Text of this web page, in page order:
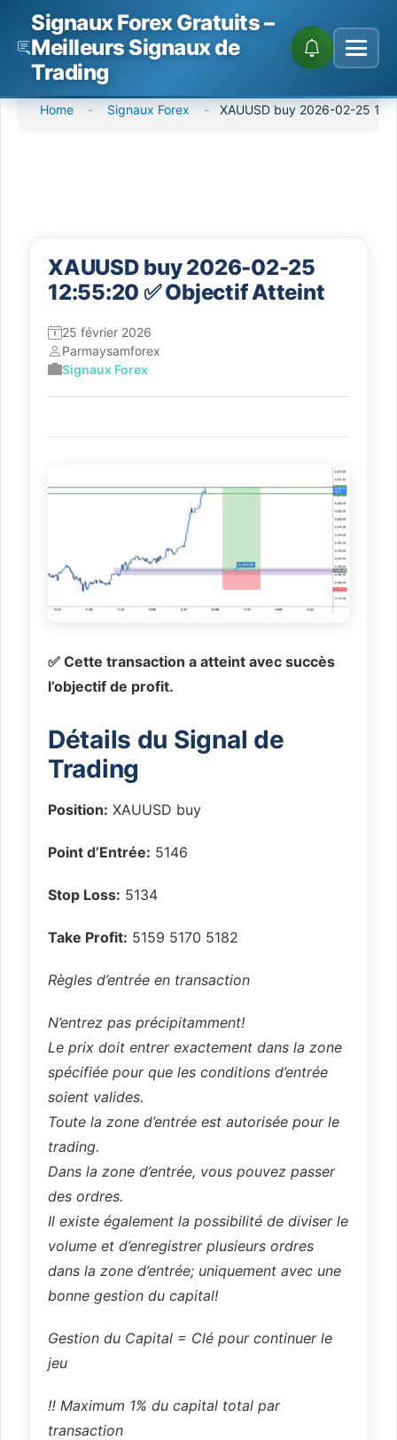
Passer
Signaux Forex Gratuits –
Meilleurs Signaux de
Trading
Home - Signaux Forex - XAUUSD buy 2026-02-25
XAUUSD buy 2026-02-25
12:55:20 ✅ Objectif Atteint
25 février 2026
Parmaysamforex
Signaux Forex
✅ Cette transaction a atteint avec succès
l’objectif de profit.
Détails du Signal de
Trading
Position: XAUUSD buy
Point d’Entrée: 5146
Stop Loss: 5134
Take Profit: 5159 5170 5182
Règles d’entrée en transaction
N’entrez pas précipitamment!
Le prix doit entrer exactement dans la zone
spécifiée pour que les conditions d’entrée
soient valides.
Toute la zone d’entrée est autorisée pour le
trading.
Dans la zone d’entrée, vous pouvez passer
des ordres.
Il existe également la possibilité de diviser le
volume et d’enregistrer plusieurs ordres
dans la zone d’entrée; uniquement avec une
bonne gestion du capital!
Gestion du Capital = Clé pour continuer le
jeu
‼️ Maximum 1% du capital total par
transaction